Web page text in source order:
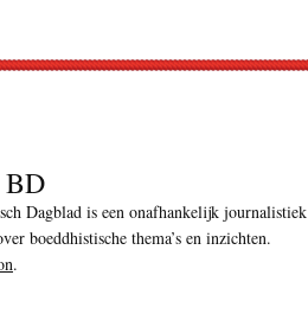
BD
Dagblad is een onafhankelijk journalistiek
boeddhistische thema’s en inzichten.
.